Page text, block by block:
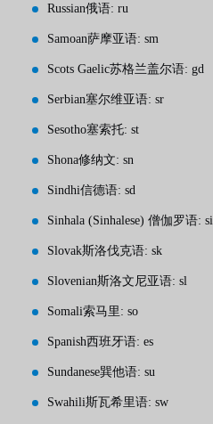
Russian俄语: ru
Samoan萨摩亚语: sm
Scots Gaelic苏格兰盖尔语: gd
Serbian塞尔维亚语: sr
Sesotho塞索托: st
Shona修纳文: sn
Sindhi信德语: sd
Sinhala (Sinhalese) 僧伽罗语: si
Slovak斯洛伐克语: sk
Slovenian斯洛文尼亚语: sl
Somali索马里: so
Spanish西班牙语: es
Sundanese巽他语: su
Swahili斯瓦希里语: sw